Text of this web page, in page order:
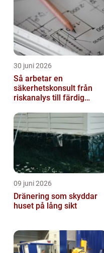
30 juni 2026
Så arbetar en
säkerhetskonsult från
riskanalys till färdig
09 juni 2026
Dränering som skyddar
huset på lång sikt